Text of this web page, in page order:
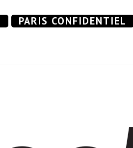
PARIS CONFIDENTIEL